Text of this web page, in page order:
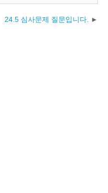
24.5 심사문제 질문입니다.